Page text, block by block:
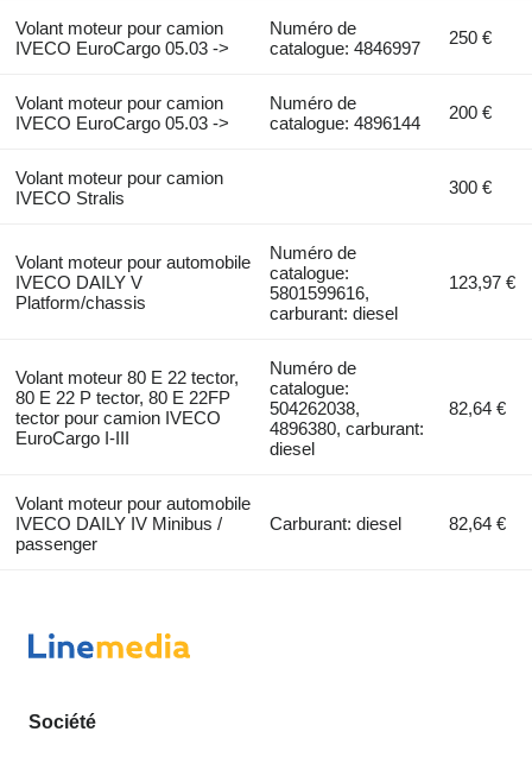
Volant moteur pour camion
IVECO EuroCargo 05.03 ->
Numéro de
catalogue: 4846997
250 €
Volant moteur pour camion
IVECO EuroCargo 05.03 ->
Numéro de
catalogue: 4896144
200 €
Volant moteur pour camion
IVECO Stralis
300 €
Volant moteur pour automobile
IVECO DAILY V
Platform/chassis
Numéro de
catalogue:
5801599616,
carburant: diesel
123,97 €
Volant moteur 80 E 22 tector,
80 E 22 P tector, 80 E 22FP
tector pour camion IVECO
EuroCargo I-III
Numéro de
catalogue:
504262038,
4896380, carburant:
diesel
82,64 €
Volant moteur pour automobile
IVECO DAILY IV Minibus /
passenger
Carburant: diesel 82,64 €
Société